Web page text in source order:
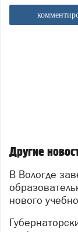
Другие
В Вологде завершается проверка
нового
Губернаторский дашборд признан эффективным